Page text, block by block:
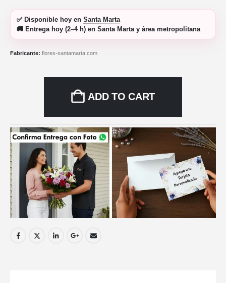
✅ Disponible hoy en Santa Marta
🚚 Entrega hoy (2–4 h) en Santa Marta y área metropolitana
Fabricante: flores-santamarta.com
ADD TO CART